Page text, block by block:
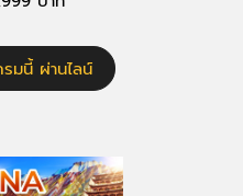
มนี้ ผ่านไลน์